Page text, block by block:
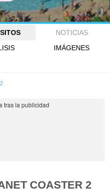
NOTICIAS
IMÁGENES
COASTER 2